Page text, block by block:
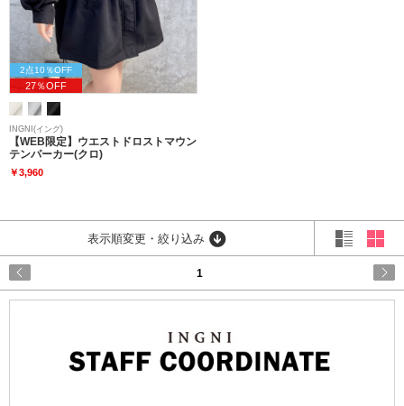
2点10％OFF
27％OFF
INGNI(イング)
【WEB限定】ウエストドロストマウン
テンパーカー(クロ)
￥3,960
表示順変更・絞り込み
1